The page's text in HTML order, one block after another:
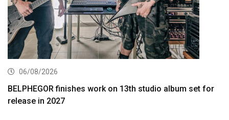
06/08/2026
BELPHEGOR finishes work on 13th studio album set for
release in 2027